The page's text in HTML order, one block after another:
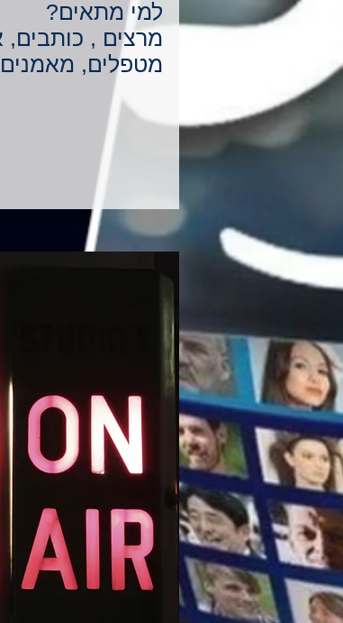
למי מתאים?
מרצים , כותבים,
מטפלים,